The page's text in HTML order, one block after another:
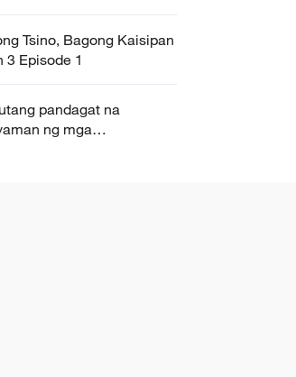
Tsino, Bagong Kaisipan
3 Episode 1
pandagat na
ng mga